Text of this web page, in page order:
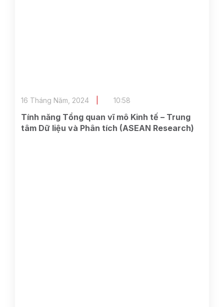
Tính năng Tổng quan vĩ mô Kinh tế – Trung
tâm Dữ liệu và Phân tích (ASEAN Research)
16 Tháng Năm, 2024 10:58